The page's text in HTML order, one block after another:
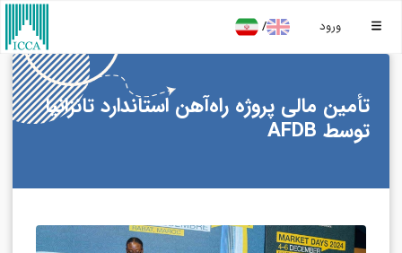
ورود /
تأمین مالی پروژه راه‌آهن استاندارد تانزانیا
توسط AFDB